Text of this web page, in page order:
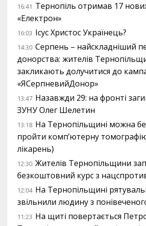
16:41 Тернопіль отримав 17
«Електрон»
16:03 Ісус Христос Українець?
14:30 Серпень – найскладніший
донорства: жителів
закликають долучитися до
«ЯСерпневийДонор»
13:47 Назавжди 29: на фронті
ЗУНУ Олег Шелетин
13:18 На Тернопільщині можна
пройти комп’ютерну
лікарень)
12:30 Жителів Тернопільщини
безкоштовний курс з
12:04 На Тернопільщині
звільнили людину з
11:23 На щиті повертається